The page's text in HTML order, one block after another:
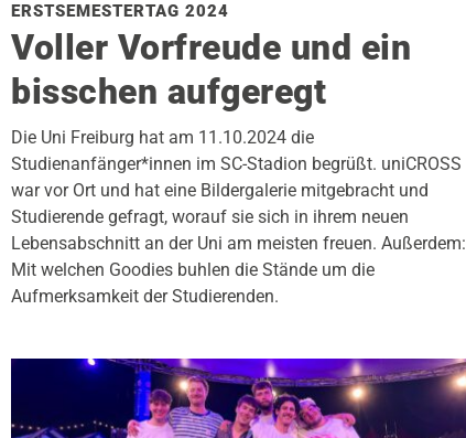
ERSTSEMESTERTAG 2024
Voller Vorfreude und ein
bisschen aufgeregt
Die Uni Freiburg hat am 11.10.2024 die
Studienanfänger*innen im SC-Stadion begrüßt. uniCROSS
war vor Ort und hat eine Bildergalerie mitgebracht und
Studierende gefragt, worauf sie sich in ihrem neuen
Lebensabschnitt an der Uni am meisten freuen. Außerdem:
Mit welchen Goodies buhlen die Stände um die
Aufmerksamkeit der Studierenden.